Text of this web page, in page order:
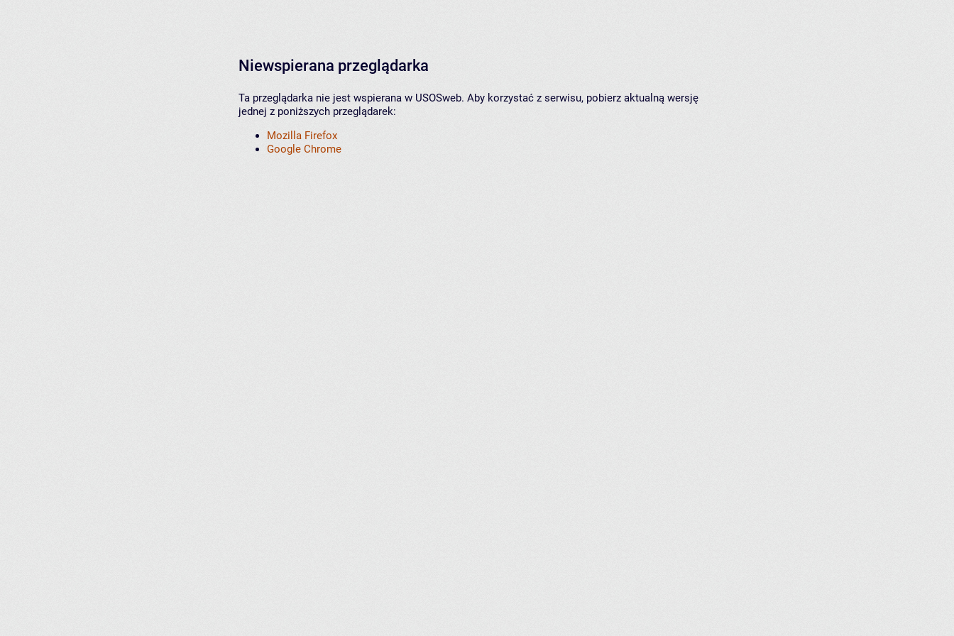
Niewspierana przeglądarka
Ta przeglądarka nie jest wspierana w USOSweb. Aby korzystać z serwisu, pobierz aktualną wersję
jednej z poniższych przeglądarek:
Mozilla Firefox
Google Chrome